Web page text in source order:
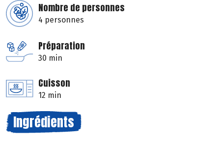
Nombre de personnes
4 personnes
Préparation
30 min
Cuisson
12 min
Ingrédients